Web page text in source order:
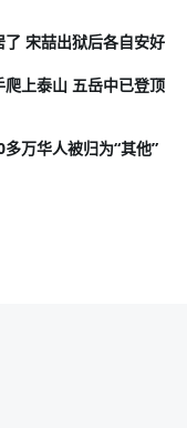
宋喆出狱后各自安好
上泰山 五岳中已登顶
万华人被归为“其他”